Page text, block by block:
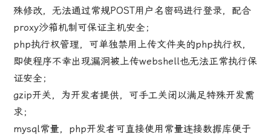
殊修改，无法通过常规POST用户名密码进行登录，配合
proxy沙箱机制可保证主机安全；
php执行权管理，可单独禁用上传文件夹的php执行权，
即使程序不幸出现漏洞被上传webshell也无法正常执行保
证安全；
gzip开关，为开发者提供，可手工关闭以满足特殊开发需
求；
mysql常量，php开发者可直接使用常量连接数据库便于